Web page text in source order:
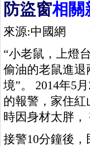
防盜窗相關
來源:中國網 發
“小老鼠，上燈
偷油的老鼠進退
境”。 2014年5
的報警，家住
時因身材太胖，
接警10分鐘後